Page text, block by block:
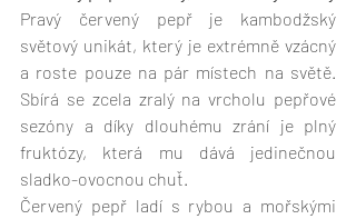
Pravý červený pepř je kambodžský
světový unikát, který je extrémně vzácný
a roste pouze na pár místech na světě.
Sbírá se zcela zralý na vrcholu pepřové
sezóny a díky dlouhému zrání je plný
fruktózy, která mu dává jedinečnou
sladko-ovocnou chuť.
Červený pepř ladí s rybou a mořskými